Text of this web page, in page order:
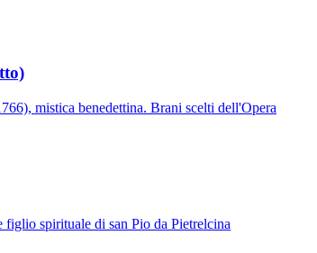
mistica benedettina. Brani scelti dell'Opera
spirituale di san Pio da Pietrelcina